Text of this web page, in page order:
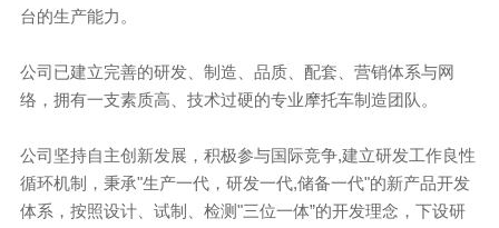
台的生产能力。
公司已建立完善的研发、制造、品质、配套、营销体系与网
络，拥有一支素质高、技术过硬的专业摩托车制造团队。
公司坚持自主创新发展，积极参与国际竞争,建立研发工作良性
循环机制，秉承"生产一代，研发一代,储备一代"的新产品开发
体系，按照设计、试制、检测"三位一体”的开发理念，下设研